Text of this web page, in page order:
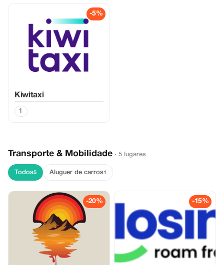
-5%
Kiwitaxi
1
Transporte & Mobilidade · 5 lugares
Todos5 Aluguer de carros1
-20% -15%